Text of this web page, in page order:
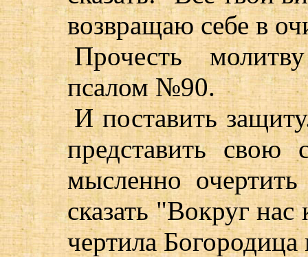
возвращаю себе в
Прочесть
псалом №90.
И поставить
представить свою
мысленно
сказать "Вокруг нас
чертила